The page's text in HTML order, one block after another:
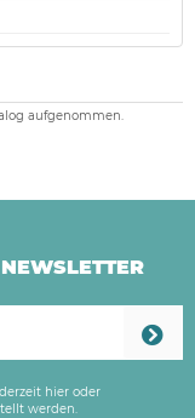
aufgenommen.
hier oder
werden.